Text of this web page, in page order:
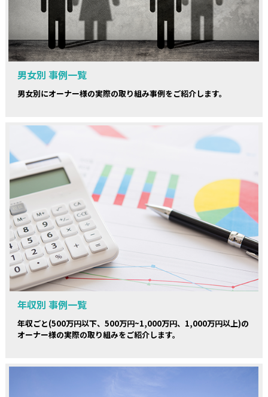
男女別 事例一覧
男女別にオーナー様の実際の取り組み事例をご紹介します。
年収別 事例一覧
年収ごと(500万円以下、500万円~1,000万円、1,000万円以上)の
オーナー様の実際の取り組みをご紹介します。